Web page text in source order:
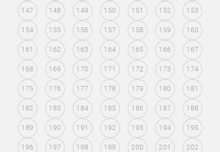
147 148 149 150 151 152 153
154 155 156 157 158 159 160
161 162 163 164 165 166 167
168 169 170 171 172 173 174
175 176 177 178 179 180 181
182 183 184 185 186 187 188
189 190 191 192 193 194 195
196 197 198 199 200 201 202